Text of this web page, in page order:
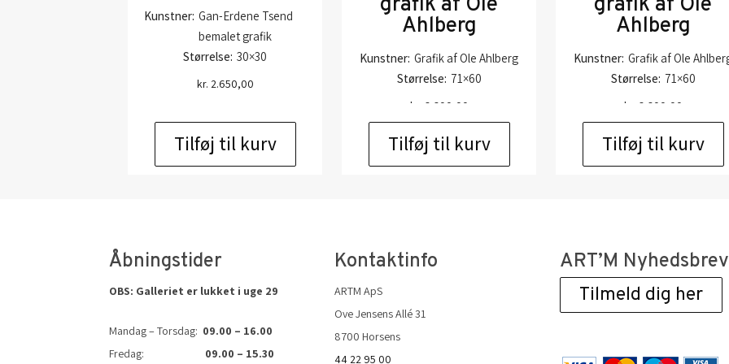
Kunstner: Gan-Erdene Tsend
bemalet grafik
Størrelse: 30×30
kr. 2.650,00
Tilføj til kurv
Ahlberg
Kunstner: Grafik af Ole Ahlberg
Størrelse: 71×60
kr. 6.600,00
Tilføj til kurv
Ahlberg
Kunstner: Grafik af Ole
Størrelse: 71×60
kr. 6.600,00
Tilføj til kurv
Åbningstider
OBS: Galleriet er lukket i uge 29
Mandag – Torsdag: 09.00 – 16.00
Fredag: 09.00 – 15.30
Kontaktinfo
ARTM ApS
Ove Jensens Allé 31
8700 Horsens
44 22 95 00
ART’M Nyhedsbrev
Tilmeld dig her